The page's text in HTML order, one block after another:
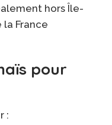
hors Île-
la France
pour
: